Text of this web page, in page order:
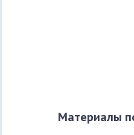
Материалы